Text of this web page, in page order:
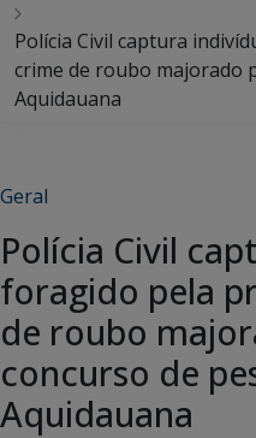
Polícia Civil captura
crime de roubo majorado
Aquidauana
Geral
Polícia Civil
foragido pela
de roubo
concurso de
Aquidauana